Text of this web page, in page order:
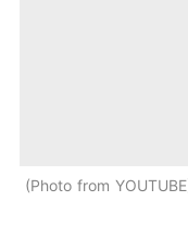
Photo from YOUTUBE